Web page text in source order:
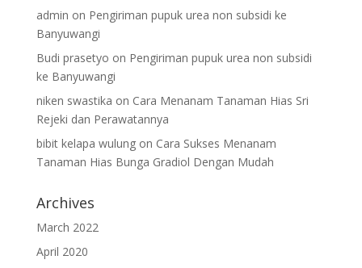
admin on Pengiriman pupuk urea non subsidi ke
Banyuwangi
Budi prasetyo on Pengiriman pupuk urea non subsidi
ke Banyuwangi
niken swastika on Cara Menanam Tanaman Hias Sri
Rejeki dan Perawatannya
bibit kelapa wulungon Cara Sukses Menanam
Tanaman Hias Bunga Gradiol Dengan Mudah
Archives
March 2022
April 2020